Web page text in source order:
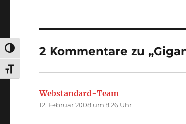
UMSCHALTEN AUF HOHE KONTRASTE
SCHRIFT VERGRÖSSERN
2 Kommentare zu
Webstandard-Team
12. Februar 2008 um 8:26 Uhr